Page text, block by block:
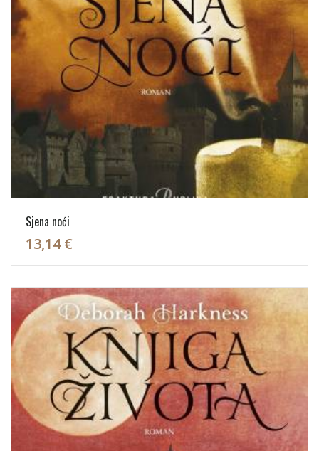
Sjena noći
13,14 €